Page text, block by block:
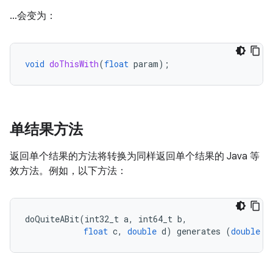
…会变为：
void doThisWith(float param);
单结果方法
返回单个结果的方法将转换为同样返回单个结果的 Java 等
效方法。例如，以下方法：
doQuiteABit(int32_t a, int64_t b,
float c, double d) generates (double